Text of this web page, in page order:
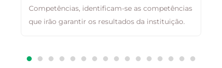
Competências, identificam-se as competências
que irão garantir os resultados da instituição.